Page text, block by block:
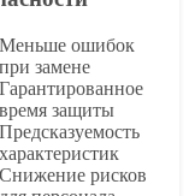
Меньше ошибок
при замене
Гарантированное
время защиты
Предсказуемость
характеристик
Снижение рисков